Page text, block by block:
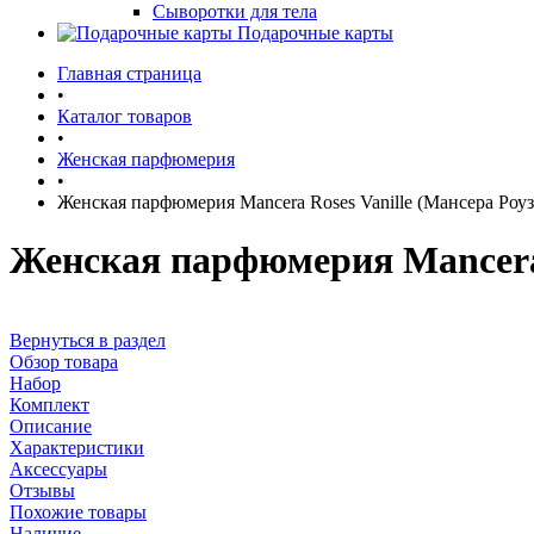
Сыворотки для тела
Подарочные карты
Главная страница
•
Каталог товаров
•
Женская парфюмерия
•
Женская парфюмерия Mancera Roses Vanille (Мансера
Женская парфюмерия
Вернуться в раздел
Обзор товара
Набор
Комплект
Описание
Характеристики
Аксессуары
Отзывы
Похожие товары